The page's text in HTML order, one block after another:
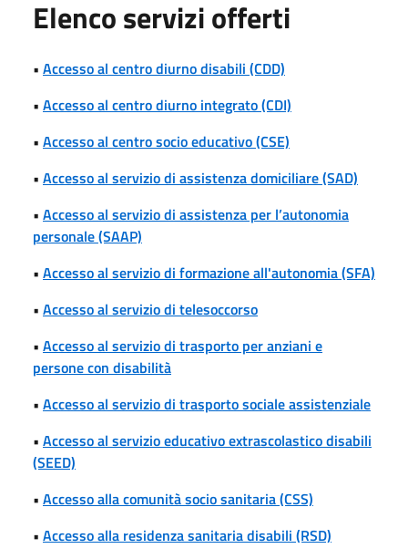
Elenco servizi offerti
• Accesso al centro diurno disabili (CDD)
• Accesso al centro diurno integrato (CDI)
• Accesso al centro socio educativo (CSE)
• Accesso al servizio di assistenza domiciliare (SAD)
• Accesso al servizio di assistenza per l’autonomia
personale (SAAP)
• Accesso al servizio di formazione all'autonomia (SFA)
• Accesso al servizio di telesoccorso
• Accesso al servizio di trasporto per anziani e
persone con disabilità
• Accesso al servizio di trasporto sociale assistenziale
• Accesso al servizio educativo extrascolastico disabili
(SEED)
• Accesso alla comunità socio sanitaria (CSS)
• Accesso alla residenza sanitaria disabili (RSD)